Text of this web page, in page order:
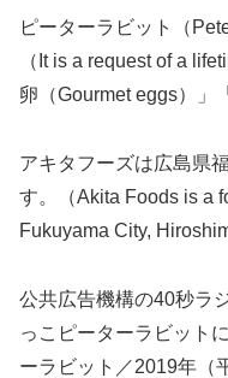
ピーターラビット（
（It is a request of a
卵（Gourmet eggs）」
アキタフーズは広島県
す。（Akita Foods is a
Fukuyama City,
公共広告機構の40秒ラ
っこピーターラビット
ーラビット／2019年（